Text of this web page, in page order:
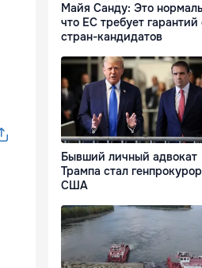
Майя Санду: Это
что ЕС требует гарантий
стран-кандидатов
Бывший личный адвокат
Трампа стал
США